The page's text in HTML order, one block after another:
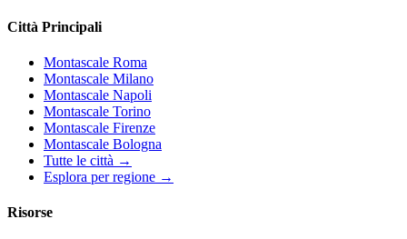
Città Principali
Montascale Roma
Montascale Milano
Montascale Napoli
Montascale Torino
Montascale Firenze
Montascale Bologna
Tutte le città →
Esplora per regione →
Risorse